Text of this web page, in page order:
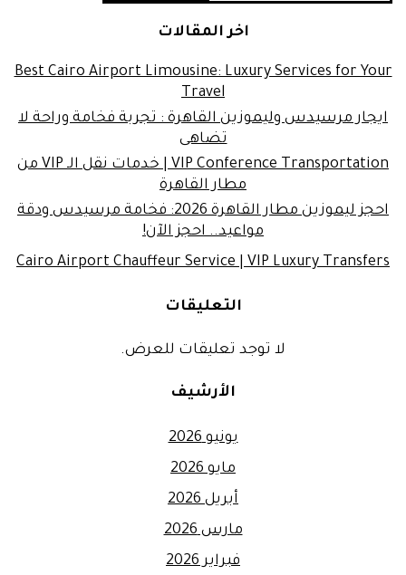
اخر المقالات
Best Cairo Airport Limousine: Luxury Services for Your
Travel
ايجار مرسيدس وليموزين القاهرة : تجربة فخامة وراحة لا
تضاهى
VIP Conference Transportation | خدمات نقل الـ VIP من
مطار القاهرة
احجز ليموزين مطار القاهرة 2026: فخامة مرسيدس ودقة
مواعيد.. احجز الآن!
Cairo Airport Chauffeur Service | VIP Luxury Transfers
التعليقات
لا توجد تعليقات للعرض.
الأرشيف
يونيو 2026
مايو 2026
أبريل 2026
مارس 2026
فبراير 2026